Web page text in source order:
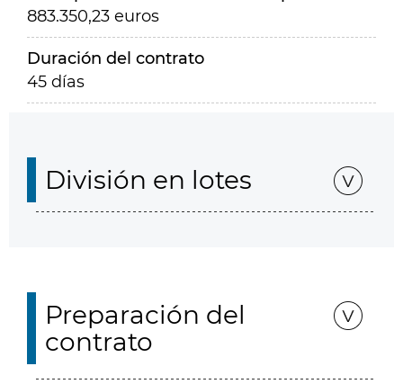
883.350,23 euros
Duración del contrato
45 días
División en lotes
Preparación del
contrato